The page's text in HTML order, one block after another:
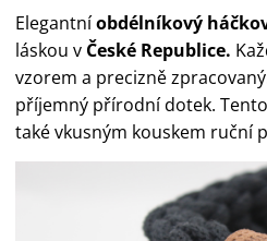
Elegantníobdélníkový
láskou v České Republice.
vzorem a precizně
příjemný přírodní dotek.
také vkusným kouskem ruční